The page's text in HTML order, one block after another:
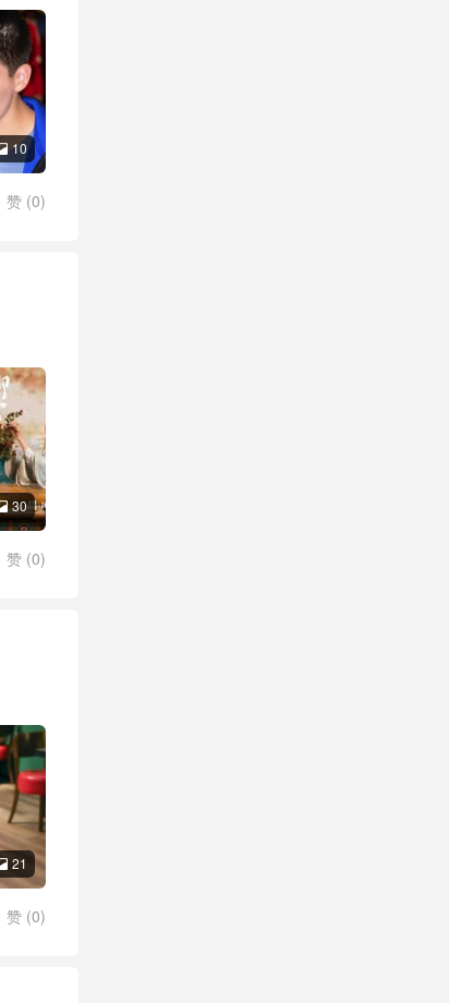
10
赞 (0)
30
赞 (0)
21
赞 (0)